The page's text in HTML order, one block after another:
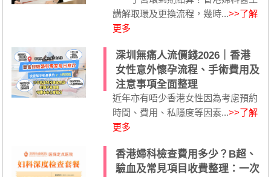
講解取環及更換流程，幾時...>>了解
更多
深圳無痛人流價錢2026｜香港
女性意外懷孕流程、手術費用及
注意事項全面整理
近年亦有唔少香港女性因為考慮預約
時間、費用、私隱度等因素...>>了解
更多
香港婦科檢查費用多少？B超、
驗血及常見項目收費整理：一次